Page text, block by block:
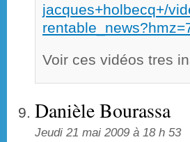
jacques+holbecq+/
Voir ces vidéos tres
Danièle Bourassa
Jeudi 21 mai 2009 à 18 h 53